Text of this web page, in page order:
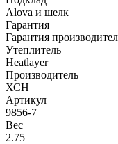
Alova и шелк
Гарантия
Гарантия
Утеплитель
Heatlayer
Производитель
ХСН
Артикул
9856-7
Вес
2.75